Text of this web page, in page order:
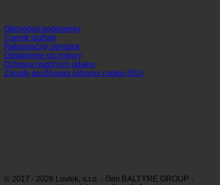
Obchodné podmienky
Cenník služieb
Reklamačný poriadok
Odstúpenie od zmluvy
Ochrana osobných údajov
Zásady používania súborov cookie (EÚ)
© 2017 - 2026 Lovtek, s.r.o. - člen BALTYRE GROUP -